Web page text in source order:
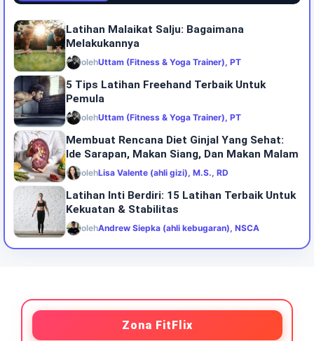
Latihan Malaikat Salju: Bagaimana
Melakukannya
olehUttam (Fitness & Yoga Trainer), PT
5 Tips Latihan Freehand Terbaik Untuk
Pemula
olehUttam (Fitness & Yoga Trainer), PT
Membuat Rencana Diet Ginjal Yang Sehat:
Ide Sarapan, Makan Siang, Dan Makan Malam
olehLisa Valente (ahli gizi), M.S., RD
Latihan Inti Berdiri: 15 Latihan Terbaik Untuk
Kekuatan & Stabilitas
olehAndrew Siepka (ahli kebugaran), NSCA
Zona FitFlix